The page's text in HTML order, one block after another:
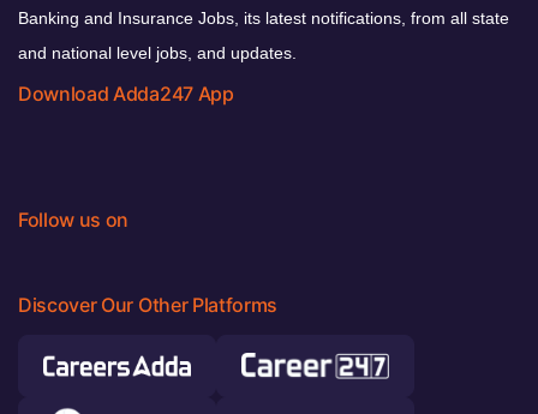
Banking and Insurance Jobs, its latest notifications, from all state
and national level jobs, and updates.
Download Adda247 App
Follow us on
Discover Our Other Platforms